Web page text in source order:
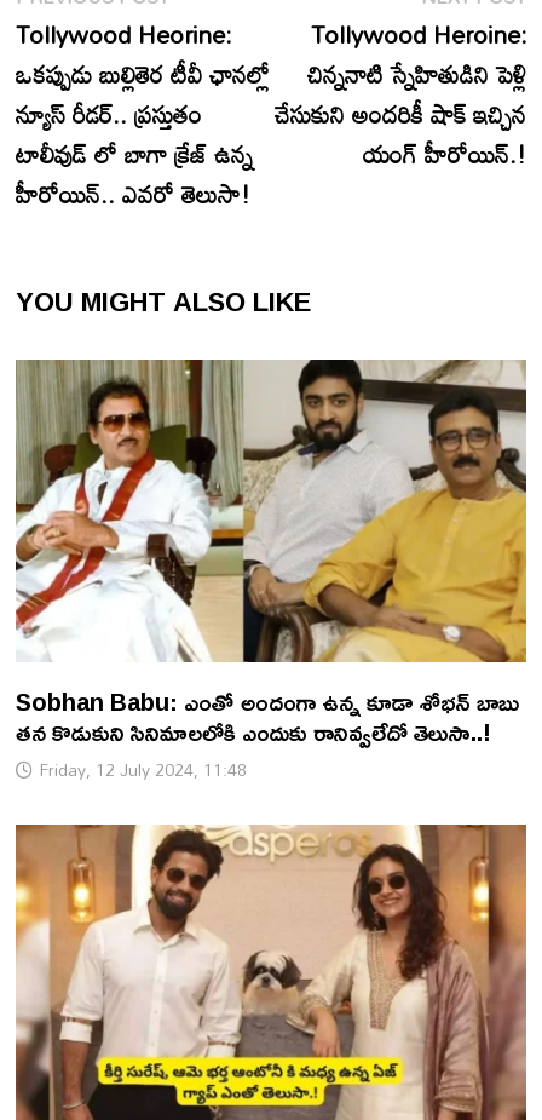
navigation
post:
Tollywood Heorine:
ఒకప్పుడు బుల్లితెర టీవీ ఛానల్లో
న్యూస్ రీడర్.. ప్రస్తుతం
టాలీవుడ్ లో బాగా క్రేజ్ ఉన్న
హీరోయిన్.. ఎవరో తెలుసా!
Tollywood Heroine:
చిన్ననాటి స్నేహితుడిని పెళ్లి
చేసుకుని అందరికీ షాక్ ఇచ్చిన
యంగ్ హీరోయిన్.!
YOU MIGHT ALSO LIKE
Sobhan Babu: ఎంతో అందంగా ఉన్న కూడా శోభన్ బాబు
తన కొడుకుని సినిమాలలోకి ఎందుకు రానివ్వలేదో తెలుసా..!
Friday, 12 July 2024, 11:48